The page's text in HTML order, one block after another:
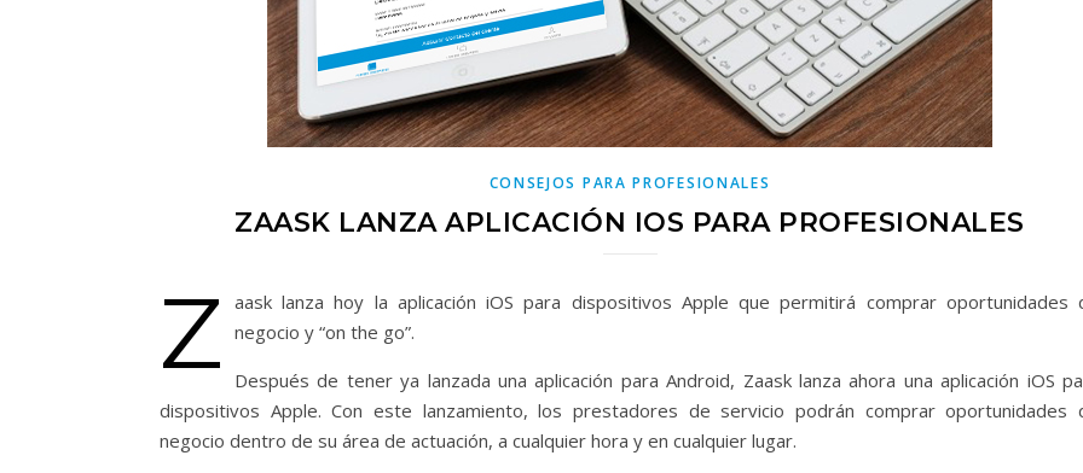
CONSEJOS PARA PROFESIONALES
ZAASK LANZA APLICACIÓN IOS PARA PROFESIONALES
Z aask lanza hoy la aplicación iOS para dispositivos Apple que permitirá comprar oportunidades
negocio y “on the go”.
Después de tener ya lanzada una aplicación para Android, Zaask lanza ahora una aplicación iOS
dispositivos Apple. Con este lanzamiento, los prestadores de servicio podrán comprar oportunidades
negocio dentro de su área de actuación, a cualquier hora y en cualquier lugar.